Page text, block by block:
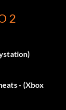
2
- (Xbox